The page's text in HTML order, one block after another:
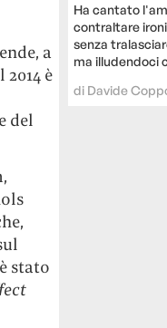
a
è
del
stato
Ha cantato
contraltare
senza
ma illudendoci
di Davide